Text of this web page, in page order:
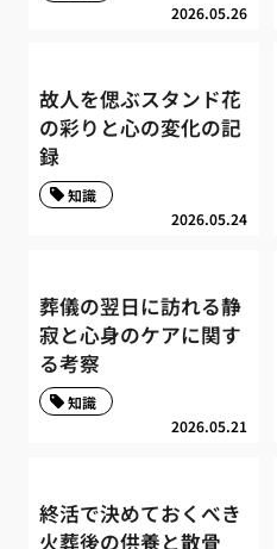
2026.05.26
故人を偲ぶスタンド花
の彩りと心の変化の記
録
2026.05.24
知識
葬儀の翌日に訪れる静
寂と心身のケアに関す
る考察
2026.05.21
知識
終活で決めておくべき
火葬後の供養と散骨